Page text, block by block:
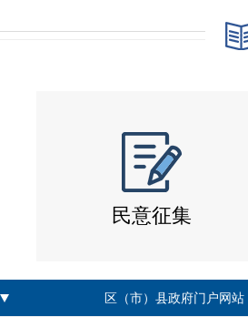
民意征集
区（市）县政府门户网站